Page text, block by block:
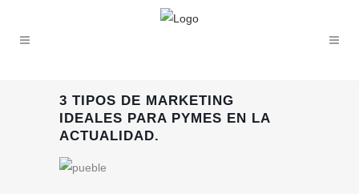
3 TIPOS DE MARKETING
IDEALES PARA PYMES EN LA
ACTUALIDAD.